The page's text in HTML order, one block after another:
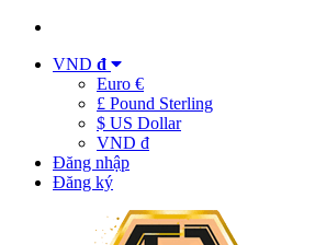
VND đ
Euro €
£ Pound Sterling
$ US Dollar
VND đ
Đăng nhập
Đăng ký